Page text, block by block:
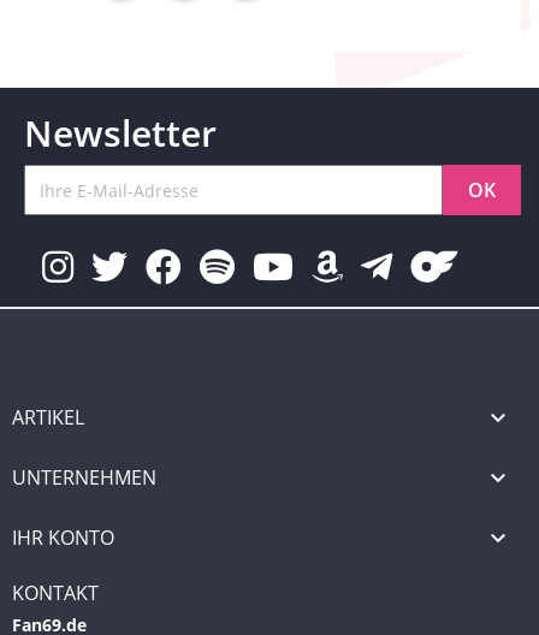
Newsletter
ARTIKEL 
UNTERNEHMEN 
IHR KONTO 
KONTAKT
Fan69.de